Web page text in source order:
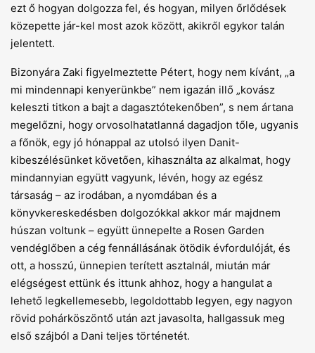
ezt ő hogyan dolgozza fel, és hogyan, milyen őrlődések
közepette jár-kel most azok között, akikről egykor talán
jelentett.
Bizonyára Zaki figyelmeztette Pétert, hogy nem kívánt, „a
mi mindennapi kenyerünkbe” nem igazán illő „kovász
keleszti titkon a bajt a dagasztótekenőben”, s nem ártana
megelőzni, hogy orvosolhatatlanná dagadjon tőle, ugyanis
a főnök, egy jó hónappal az utolsó ilyen Danit-
kibeszélésünket követően, kihasználta az alkalmat, hogy
mindannyian együtt vagyunk, lévén, hogy az egész
társaság – az irodában, a nyomdában és a
könyvkereskedésben dolgozókkal akkor már majdnem
húszan voltunk – együtt ünnepelte a Rosen Garden
vendéglőben a cég fennállásának ötödik évfordulóját, és
ott, a hosszú, ünnepien terített asztalnál, miután már
elégségest ettünk és ittunk ahhoz, hogy a hangulat a
lehető legkellemesebb, legoldottabb legyen, egy nagyon
rövid pohárköszöntő után azt javasolta, hallgassuk meg
első szájból a Dani teljes történetét.